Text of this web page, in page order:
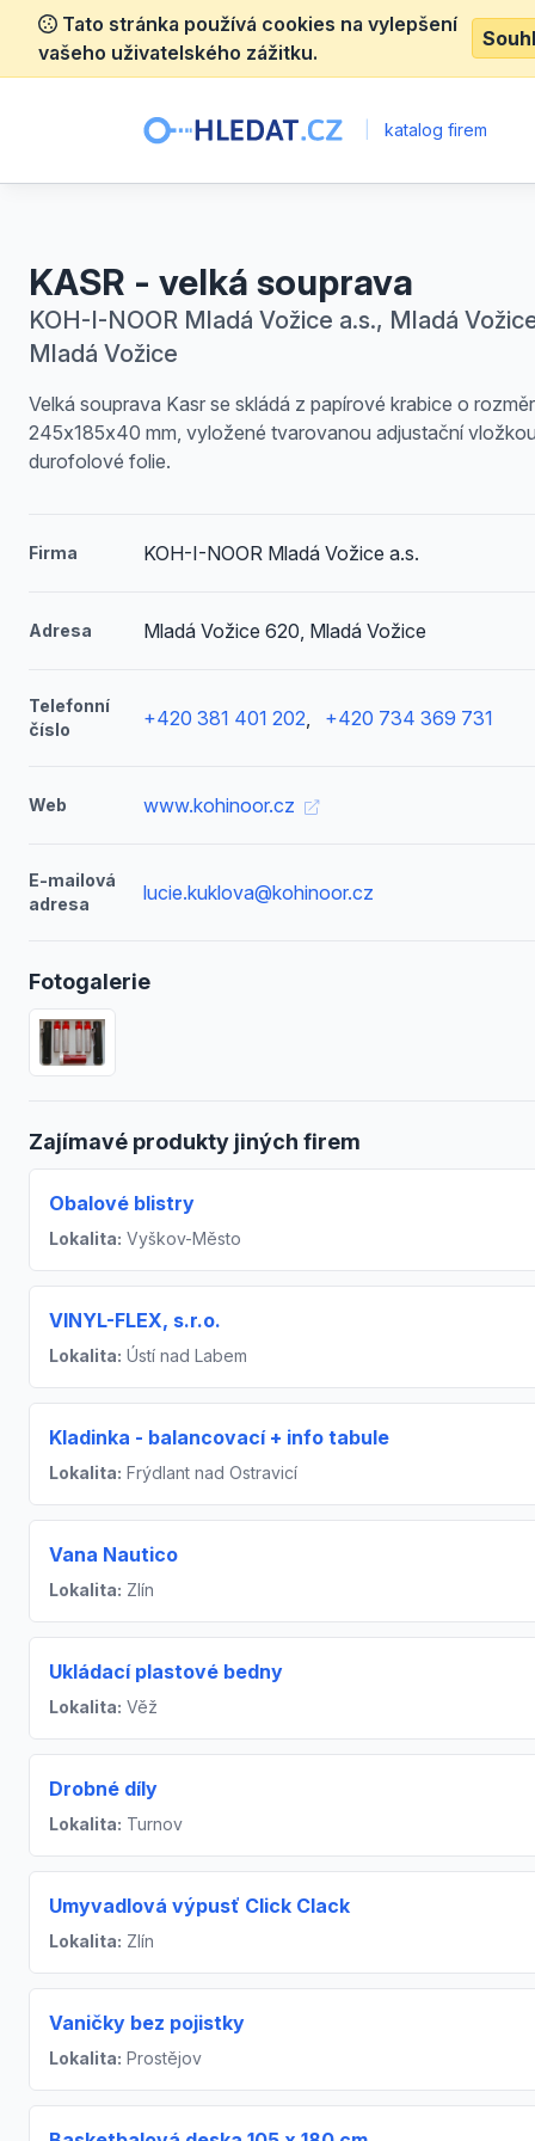
Tato stránka používá cookies na vylepšení
vašeho uživatelského zážitku.
katalog firem
KASR - velká souprava
KOH-I-NOOR Mladá Vožice a.s., Mladá
Mladá Vožice
Velká souprava Kasr se skládá z papírové krabice o
245x185x40 mm, vyložené tvarovanou adjustační
durofolové folie.
Firma KOH-I-NOOR Mladá Vožice a.s.
Adresa Mladá Vožice 620, Mladá Vožice
Telefonní
číslo
+420 381 401 202, +420 734 369 731
Web www.kohinoor.cz
E-mailová
adresa
lucie.kuklova@kohinoor.cz
Fotogalerie
Zajímavé produkty jiných firem
Obalové blistry
Lokalita: Vyškov-Město
VINYL-FLEX, s.r.o.
Lokalita: Ústí nad Labem
Kladinka - balancovací + info tabule
Lokalita: Frýdlant nad Ostravicí
Vana Nautico
Lokalita: Zlín
Ukládací plastové bedny
Lokalita: Věž
Drobné díly
Lokalita: Turnov
Umyvadlová výpusť Click Clack
Lokalita: Zlín
Vaničky bez pojistky
Lokalita: Prostějov